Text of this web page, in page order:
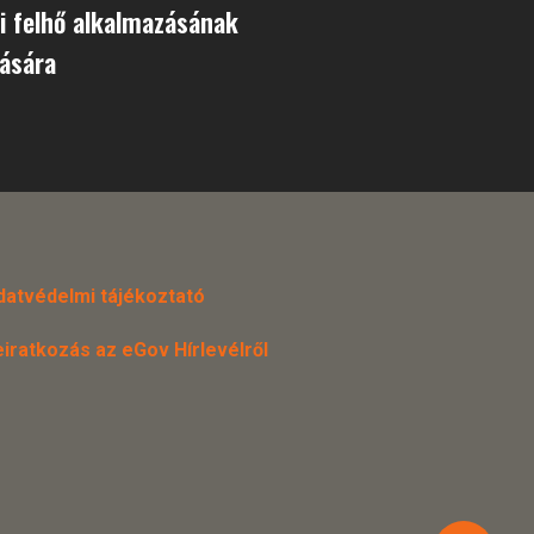
alkalmazásának
tájékoztató
az eGov Hírlevélről